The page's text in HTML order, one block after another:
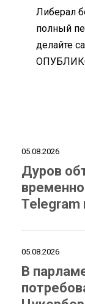
Либерал
полный
делайте
05.08.2026
Дуров
Telegram
05.08.2026
В